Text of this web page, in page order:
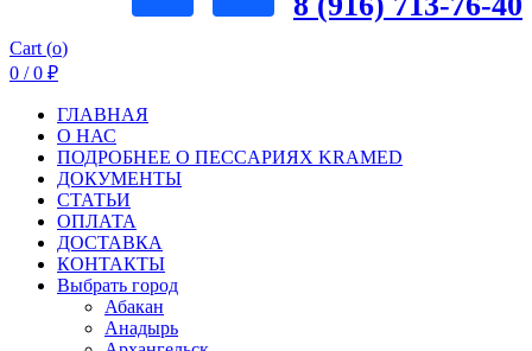
Cart (o)
0 / 0 ₽
ГЛАВНАЯ
О НАС
ПОДРОБНЕЕ О ПEСCАРИЯХ KRAMED
ДОКУМЕНТЫ
СТАТЬИ
ОПЛАТА
ДОСТАВКА
КОНТАКТЫ
Выбрать город
Абакан
Анадырь